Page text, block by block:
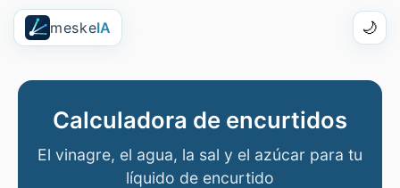
meskeIA 🌙
Calculadora de encurtidos
El vinagre, el agua, la sal y el azúcar para tu
líquido de encurtido